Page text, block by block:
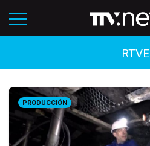
RTVE
PRODUCCIÓN